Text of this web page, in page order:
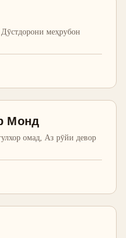
меҳрубон
Монд
омад, Аз рӯйи девор